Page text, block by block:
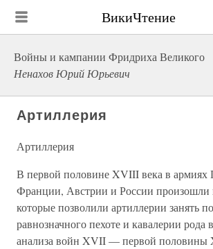
ВикиЧтение
Войны и кампании Фридриха Великого
Ненахов Юрий Юрьевич
Артиллерия
Артиллерия
В первой половине XVIII века в армиях
Франции, Австрии и России произошли
которые позволили артиллерии занять
равнозначного пехоте и кавалерии рода
анализа войн XVII — первой половины